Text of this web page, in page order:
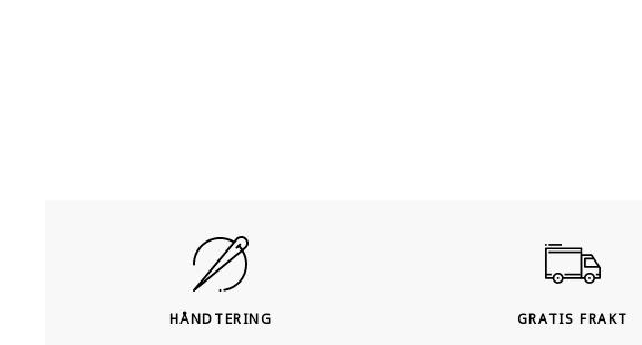
HÅNDTERING GRATIS FRAKT